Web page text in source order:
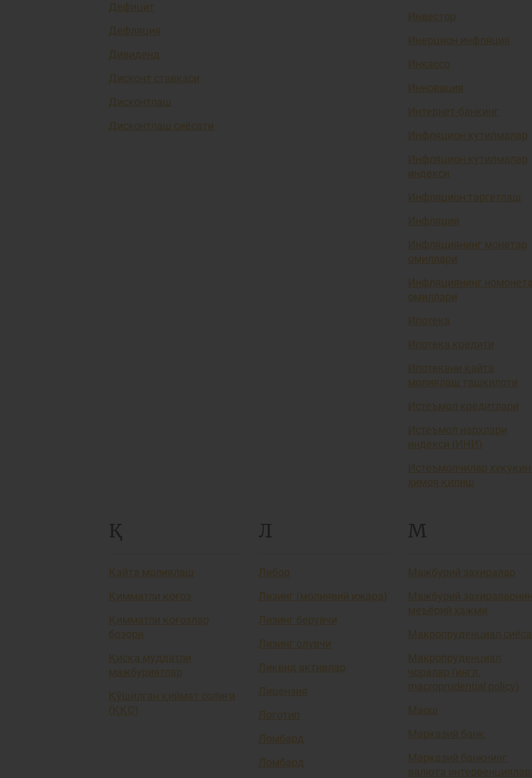
Дефицит
Дефляция
Дивиденд
Дисконт ставкаси
Дисконтлаш
Дисконтлаш сиёсати
Инвестор
Инерцион инфляция
Инкассо
Инновация
Интернет-банкинг
Инфляцион кутилмалар
Инфляцион кутилмалар
индекси
Инфляцион таргетлаш
Инфляция
Инфляциянинг монетар
омиллари
Инфляциянинг
омиллари
Ипотека
Ипотека кредити
Ипотекани қайта
молиялаш ташкилоти
Истеъмол кредитлари
Истеъмол нархлари
индекси (ИНИ)
Истеъмолчилар
ҳимоя қилиш
Қ
Қайта молиялаш
Қимматли қоғоз
Қимматли қоғозлар
бозори
Қисқа муддатли
мажбуриятлар
Қўшилган қиймат солиғи
(ҚҚС)
Л
Либор
Лизинг (молиявий ижара)
Лизинг берувчи
Лизинг олувчи
Ликвид активлар
Лицензия
Логотип
Ломбард
Ломбард
М
Мажбурий захиралар
Мажбурий
меъёрий ҳажми
Макропруденциал
Макропруденциал
чоралар (ингл.
macroprudential policy)
Маош
Марказий банк
Марказий банкнинг
валюта